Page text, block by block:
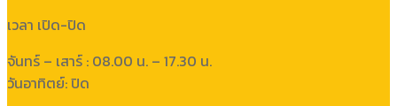
เวลา เปิด-ปิด
จันทร์ – เสาร์ : 08.00 น. – 17.30 น.
วันอาทิตย์: ปิด